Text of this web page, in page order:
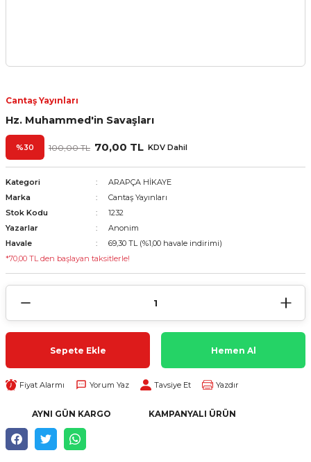
Cantaş Yayınları
Hz. Muhammed'in Savaşları
%30 100,00 TL 70,00 TL KDV Dahil
Kategori
ARAPÇA HİKAYE
Marka
Cantaş Yayınları
Stok Kodu
1232
Yazarlar
Anonim
Havale
69,30 TL (%1,00 havale indirimi)
*70,00 TL den başlayan taksitlerle!
Sepete Ekle Hemen Al
Fiyat Alarmı Yorum Yaz Tavsiye Et Yazdır
AYNI GÜN KARGO KAMPANYALI ÜRÜN